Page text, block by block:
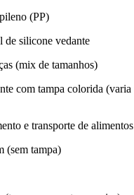
(PP)
de silicone vedante
(mix de tamanhos)
com tampa colorida (varia
e transporte de alimentos
(sem tampa)